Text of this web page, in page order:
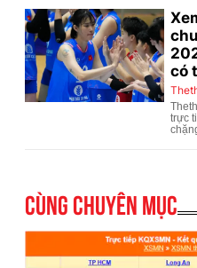
Cùng chuyên mục